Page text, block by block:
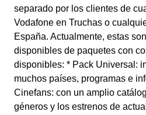
separado por los clientes de
Vodafone en Truchas o
España. Actualmente, estas
disponibles de paquetes con
disponibles: * Pack Universal:
muchos países, programas e
Cinefans: con un amplio
géneros y los estrenos de